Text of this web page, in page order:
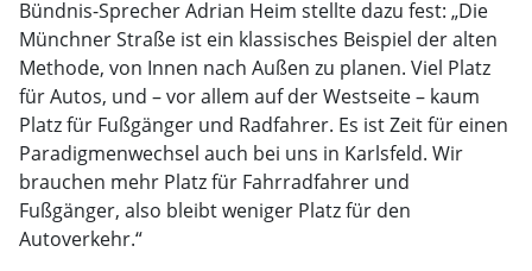
Bündnis-Sprecher Adrian Heim stellte dazu fest: „Die
Münchner Straße ist ein klassisches Beispiel der alten
Methode, von Innen nach Außen zu planen. Viel Platz
für Autos, und – vor allem auf der Westseite – kaum
Platz für Fußgänger und Radfahrer. Es ist Zeit für einen
Paradigmenwechsel auch bei uns in Karlsfeld. Wir
brauchen mehr Platz für Fahrradfahrer und
Fußgänger, also bleibt weniger Platz für den
Autoverkehr.“